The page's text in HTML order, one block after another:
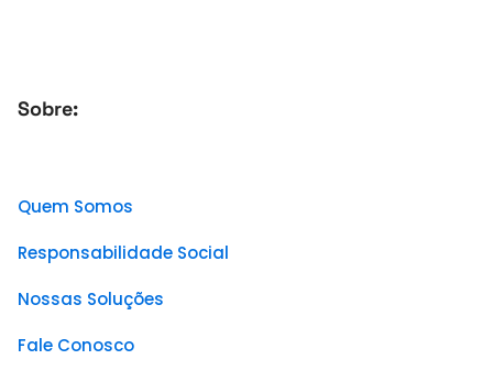
Sobre:
Quem Somos
Responsabilidade Social
Nossas Soluções
Fale Conosco